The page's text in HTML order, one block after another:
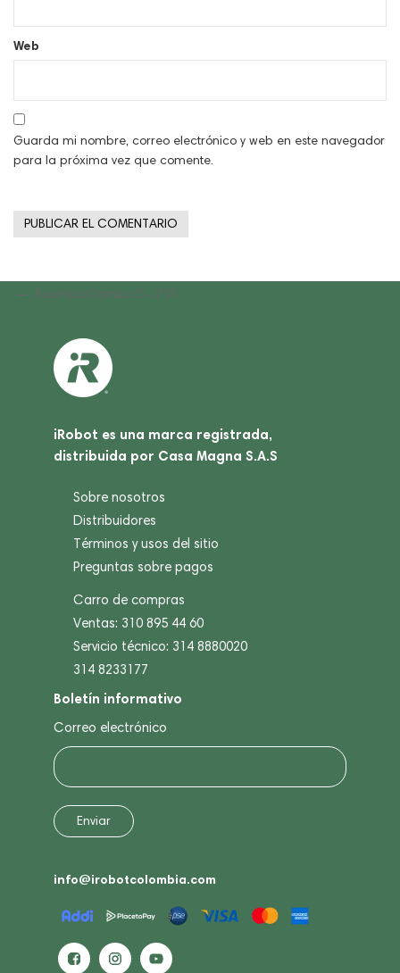
Web
Guarda mi nombre, correo electrónico y web en este navegador
para la próxima vez que comente.
Navegación
entradas
Previous
Roomba Combo C-J715
iRobot es una marca registrada,
distribuida por Casa Magna S.A.S
Sobre nosotros
Distribuidores
Términos y usos del sitio
Preguntas sobre pagos
Carro de compras
Ventas: 310 895 44 60
Servicio técnico: 314 8880020
314 8233177
Boletín informativo
Correo electrónico
info@irobotcolombia.com